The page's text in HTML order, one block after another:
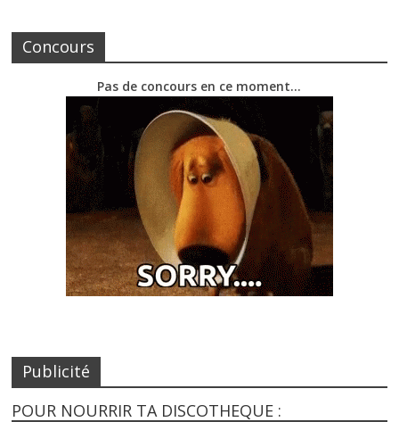
Concours
Pas de concours en ce moment…
Publicité
POUR NOURRIR TA DISCOTHEQUE :